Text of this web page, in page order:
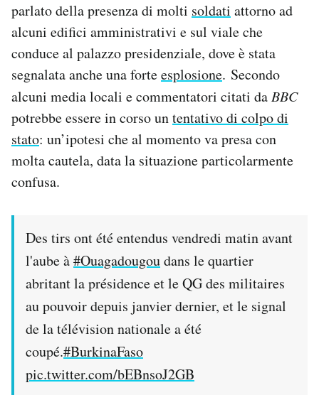
AREA PERSONALE
Notifiche mobile
Regala il Post
Hai bisogno di aiuto?
Esci
parlato della presenza di molti soldati attorno ad
alcuni edifici amministrativi e sul viale che
conduce al palazzo presidenziale, dove è stata
segnalata anche una forteesplosione. Secondo
alcuni media locali e commentatori citati da BBC
potrebbe essere in corso untentativo di colpo di
stato: un’ipotesi che al momento va presa con
molta cautela, data la situazione particolarmente
confusa.
Des tirs ont été entendus vendredi matin avant
l'aube à#Ouagadougoudans le quartier
abritant la présidence et le QG des militaires
au pouvoir depuis janvier dernier, et le signal
de la télévision nationale a été
coupé.#BurkinaFaso
pic.twitter.com/bEBnsoJ2GB